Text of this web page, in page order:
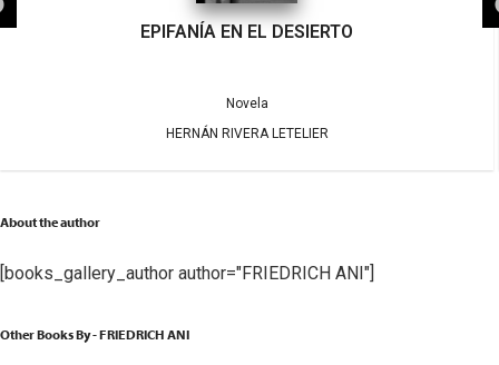
EPIFANÍA EN EL DESIERTO
Novela
HERNÁN RIVERA LETELIER
About the author
[books_gallery_author author="FRIEDRICH ANI"]
Other Books By - FRIEDRICH ANI